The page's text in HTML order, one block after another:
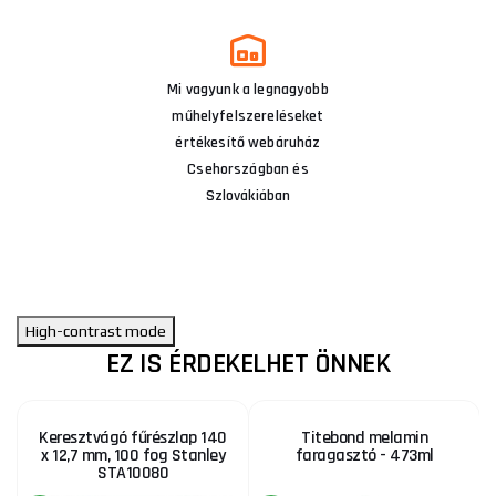
Mi vagyunk a legnagyobb
műhelyfelszereléseket
értékesítő webáruház
Csehországban és
Szlovákiában
High-contrast mode
EZ IS ÉRDEKELHET ÖNNEK
Keresztvágó fűrészlap 140
x 12,7 mm, 100 fog Stanley
STA10080
Titebond melamin
faragasztó - 473ml